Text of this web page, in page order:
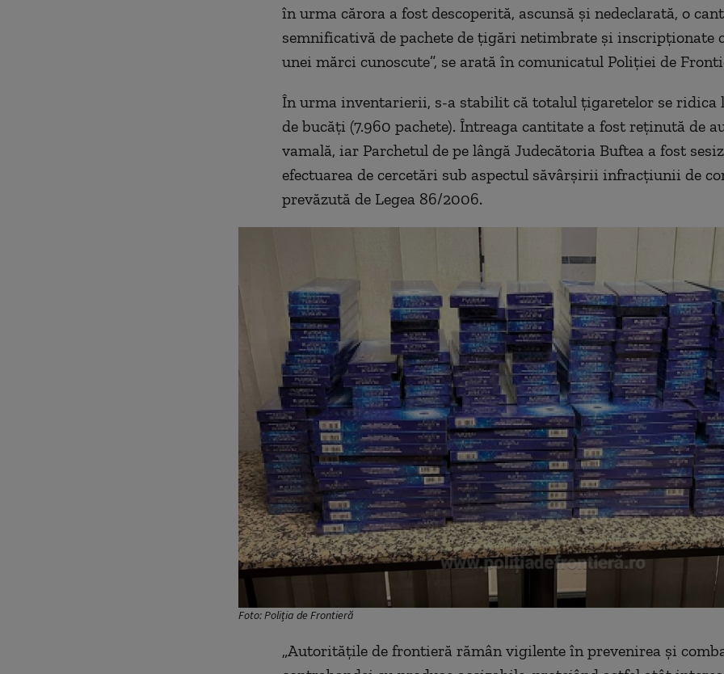
în urma cărora a fost descoperită, ascunsă şi nedeclarată, o
semnificativă de pachete de ţigări netimbrate și inscripţionate
unei mărci cunoscute”, se arată în comunicatul Poliției de
În urma inventarierii, s-a stabilit că totalul țigaretelor se ridica
de bucăți (7.960 pachete). Întreaga cantitate a fost reținută de
vamală, iar Parchetul de pe lângă Judecătoria Buftea a fost
efectuarea de cercetări sub aspectul săvârșirii infracțiunii de
prevăzută de Legea 86/2006.
Foto: Poliția de Frontieră
„Autoritățile de frontieră rămân vigilente în prevenirea și